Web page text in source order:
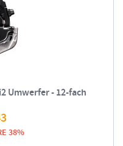
Umwerfer - 12-fach
38%